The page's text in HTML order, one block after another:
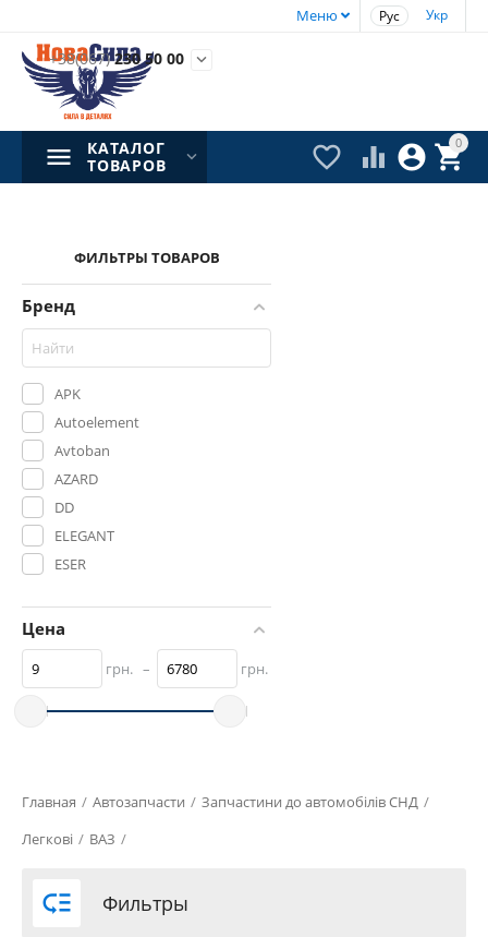
Рус Укр
Меню
+38(067)230 50 00 
0


 
КАТАЛОГ
ТОВАРОВ
ФИЛЬТРЫ ТОВАРОВ
Бренд
APK
Autoelement
Avtoban
AZARD
DD
ELEGANT
ESER
GAMMA
INTERPLAST
VORTEX
АРТ-Райсинг
Цена
грн. – грн.
Главная / Aвтозапчасти / Запчастини до автомобілів СНД /
Легкові / ВАЗ /
 Фильтры